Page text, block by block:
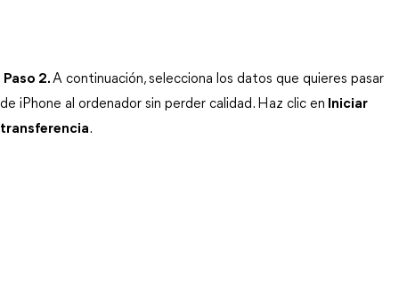
Paso 2.A continuación, selecciona los datos que quieres pasar
de iPhone al ordenador sin perder calidad. Haz clic en Iniciar
transferencia.